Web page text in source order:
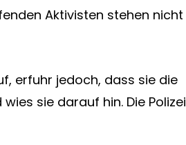
Aktivisten stehen nicht
erfuhr jedoch, dass sie die
sie darauf hin. Die Polizei